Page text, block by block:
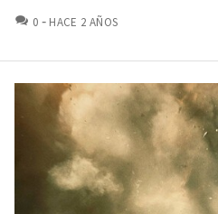
0 COMENTARIOS
HACE 2 AÑOS